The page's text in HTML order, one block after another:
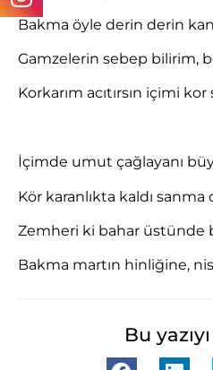
Bakma öyle derin derin
Gamzelerin sebep bilirim,
Korkarım acıtırsın içimi kor
İçimde umut çağlayanı
Kör karanlıkta kaldı
Zemheri ki bahar üstünde
Bakma martın hinliğine,
Bu